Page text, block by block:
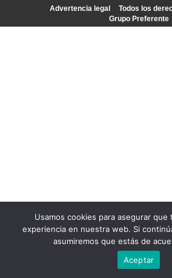
Usamos cookies para asegurar que
experiencia en nuestra web. Si
asumiremos que estás de
Aceptar
Advertencia legal
Todos los
Grupo Preferente